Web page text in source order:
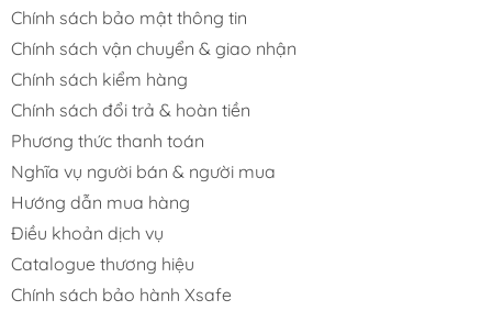
Chính sách bảo mật thông tin
Chính sách vận chuyển & giao nhận
Chính sách kiểm hàng
Chính sách đổi trả & hoàn tiền
Phương thức thanh toán
Nghĩa vụ người bán & người mua
Hướng dẫn mua hàng
Điều khoản dịch vụ
Catalogue thương hiệu
Chính sách bảo hành Xsafe